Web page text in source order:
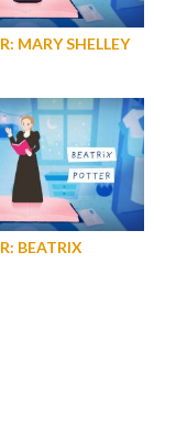
MARY SHELLEY
BEATRIX